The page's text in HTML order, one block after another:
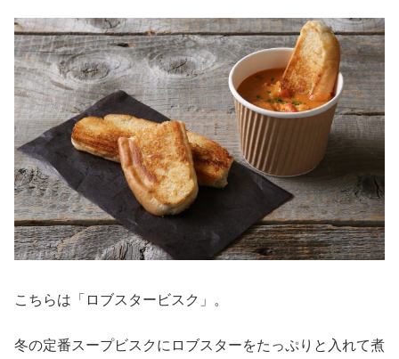
こちらは「ロブスタービスク」。
冬の定番スープビスクにロブスターをたっぷりと入れて煮